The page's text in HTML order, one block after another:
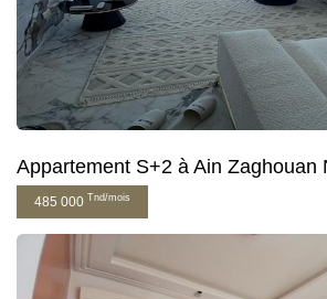
Appartement S+2 à Ain Zaghouan
485 000 Tnd/mois